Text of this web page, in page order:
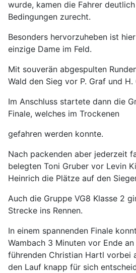
wurde, kamen die Fahrer
Bedingungen zurecht.
Besonders hervorzuheben ist
einzige Dame im Feld.
Mit souverän abgespulten
Wald den Sieg vor P. Graf und
Im Anschluss startete dann die
Finale, welches im Trockenen
gefahren werden konnte.
Nach packenden aber jederzeit
belegten Toni Gruber vor Levin
Heinrich die Plätze auf den
Auch die Gruppe VG8 Klasse 2
Strecke ins Rennen.
In einem spannenden Finale
Wambach 3 Minuten vor Ende
führenden Christian Hartl vorbei
den Lauf knapp für sich